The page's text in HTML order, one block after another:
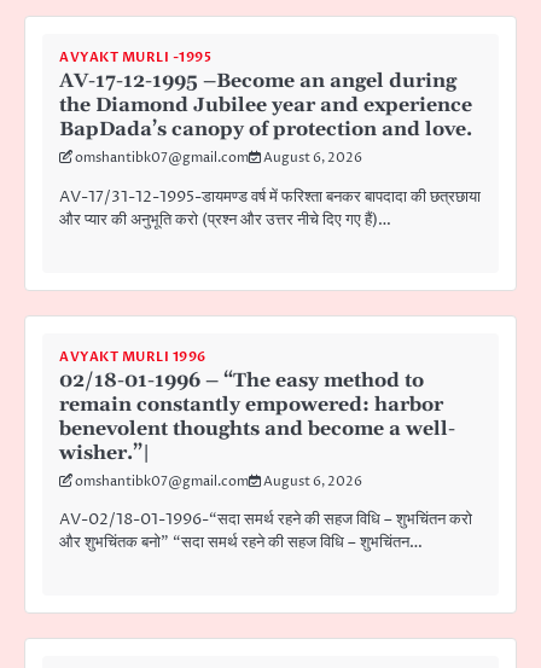
AVYAKT MURLI -1995
AV-17-12-1995 –Become an angel during
the Diamond Jubilee year and experience
BapDada’s canopy of protection and love.
omshantibk07@gmail.com August 6, 2026
AV-17/31-12-1995-डायमण्ड वर्ष में फरिश्ता बनकर बापदादा की छत्रछाया
और प्यार की अनुभूति करो (प्रश्न और उत्तर नीचे दिए गए हैं)…
AVYAKT MURLI 1996
02/18-01-1996 – “The easy method to
remain constantly empowered: harbor
benevolent thoughts and become a well-
wisher.”|
omshantibk07@gmail.com August 6, 2026
AV-02/18-01-1996-“सदा समर्थ रहने की सहज विधि – शुभचिंतन करो
और शुभचिंतक बनो” “सदा समर्थ रहने की सहज विधि – शुभचिंतन…